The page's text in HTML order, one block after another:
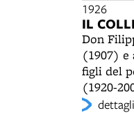
1926
IL
Don
(1907) e
figli del
(1920-
dettagli